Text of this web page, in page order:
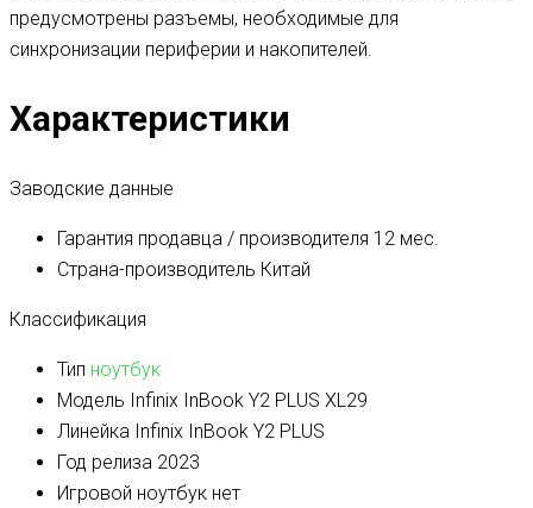
предусмотрены разъемы, необходимые для
синхронизации периферии и накопителей.
Характеристики
Заводские данные
Гарантия продавца / производителя 12 мес.
Страна-производитель Китай
Классификация
Тип ноутбук
Модель Infinix InBook Y2 PLUS XL29
Линейка Infinix InBook Y2 PLUS
Год релиза 2023
Игровой ноутбук нет